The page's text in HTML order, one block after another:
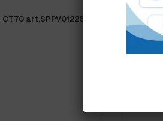
CT70 art.SPPV01228